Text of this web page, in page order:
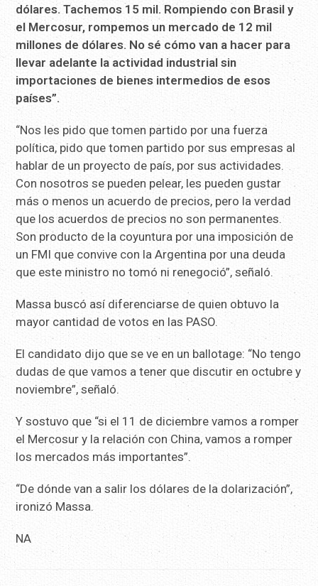
dólares. Tachemos 15 mil. Rompiendo con Brasil y
el Mercosur, rompemos un mercado de 12 mil
millones de dólares. No sé cómo van a hacer para
llevar adelante la actividad industrial sin
importaciones de bienes intermedios de esos
países”.
“Nos les pido que tomen partido por una fuerza
política, pido que tomen partido por sus empresas al
hablar de un proyecto de país, por sus actividades.
Con nosotros se pueden pelear, les pueden gustar
más o menos un acuerdo de precios, pero la verdad
que los acuerdos de precios no son permanentes.
Son producto de la coyuntura por una imposición de
un FMI que convive con la Argentina por una deuda
que este ministro no tomó ni renegoció”, señaló.
Massa buscó así diferenciarse de quien obtuvo la
mayor cantidad de votos en las PASO.
El candidato dijo que se ve en un ballotage: “No tengo
dudas de que vamos a tener que discutir en octubre y
noviembre”, señaló.
Y sostuvo que “si el 11 de diciembre vamos a romper
el Mercosur y la relación con China, vamos a romper
los mercados más importantes”.
“De dónde van a salir los dólares de la dolarización”,
ironizó Massa.
NA